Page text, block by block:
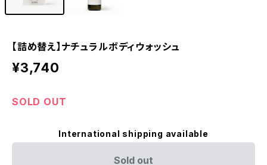
【詰め替え】ナチュラルボディウォッシュ
¥3,740
SOLD OUT
International shipping available
Sold out